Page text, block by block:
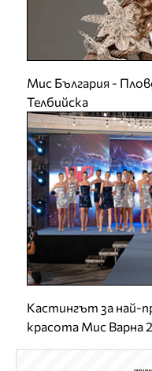
Мис България -
Телбийска
Кастингът за най-
красота Мис Варна